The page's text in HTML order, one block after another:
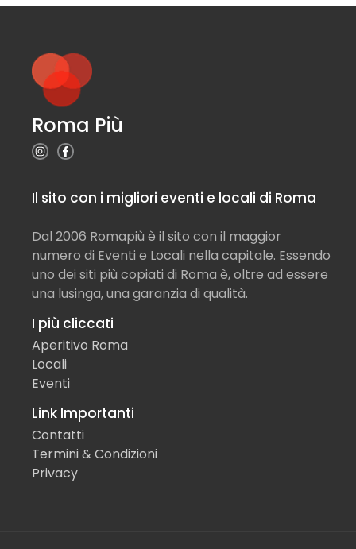
Roma Più
Il sito con i migliori eventi e locali di Roma
Dal 2006 Romapiù è il sito con il maggior
numero di Eventi e Locali nella capitale. Essendo
uno dei siti più copiati di Roma è, oltre ad essere
una lusinga, una garanzia di qualità.
I più cliccati
Aperitivo Roma
Locali
Eventi
Link Importanti
Contatti
Termini & Condizioni
Privacy